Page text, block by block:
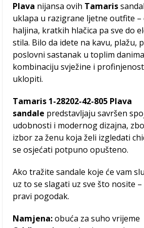
Plava nijansa ovih Tamaris
uklapa u razigrane ljetne outfite –
haljina, kratkih hlačica pa sve do
stila. Bilo da idete na kavu, plažu,
poslovni sastanak u toplim
kombinaciju svježine i
uklopiti.
Tamaris 1-28202-42-805 Plava
sandale predstavljaju savršen
udobnosti i modernog dizajna,
izbor za ženu koja želi izgledati
se osjećati potpuno opušteno.
Ako tražite sandale koje će vam
uz to se slagati uz sve što nosite
pravi pogodak.
Namjena:obuća za suho vrijeme